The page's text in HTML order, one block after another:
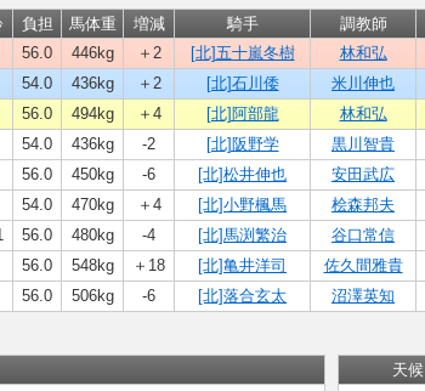
負担 馬体重 増減 騎手 調教師
56.0 446kg ＋2 [北]五十嵐冬樹 林和弘
54.0 436kg ＋2 [北]石川倭 米川伸也
56.0 494kg ＋4 [北]阿部龍 林和弘
54.0 436kg -2 [北]阪野学 黒川智貴
56.0 450kg -6 [北]松井伸也 安田武広
54.0 470kg ＋4 [北]小野楓馬 桧森邦夫
56.0 480kg -4 [北]馬渕繁治 谷口常信
56.0 548kg ＋18 [北]亀井洋司 佐久間雅貴
56.0 506kg -6 [北]落合玄太 沼澤英知
天候